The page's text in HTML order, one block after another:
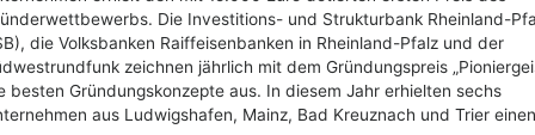
Die Investitions- und Strukturbank Rheinland-
die Volksbanken Raiffeisenbanken in Rheinland-Pfalz und der
zeichnen jährlich mit dem Gründungspreis
besten Gründungskonzepte aus. In diesem Jahr erhielten sechs
aus Ludwigshafen, Mainz, Bad Kreuznach und Trier einen